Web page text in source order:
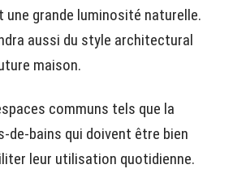
une grande luminosité naturelle.
aussi du style architectural
maison.
communs tels que la
de-bains qui doivent être bien
leur utilisation quotidienne.